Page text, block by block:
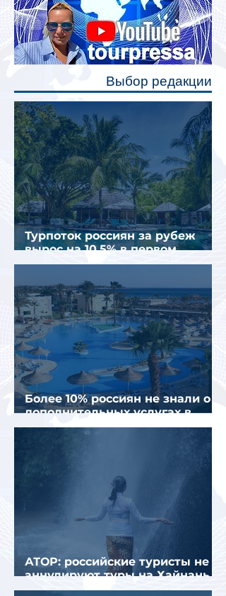
станут индивидуальные шторки у
каждого спального места. Они
позволят пассажирам закрыть свою
полку во время сна или отдыха,
Выбор редакции
Турпоток россиян за рубеж
вырос на 10,5% в первом
полугодии 2026 года
Более 10% россиян не знали о
дополнительных услугах в
отелях
АТОР: российские туристы не
аннулируют туры на Хайнань
из-за тайфуна «Дельфин»